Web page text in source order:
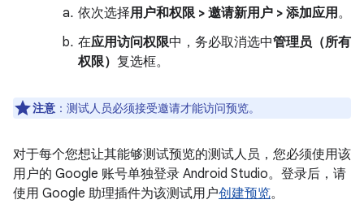
依次选择用户和权限 > 邀请新用户 > 添加应用 。
在应用访问权限中，务必取消选中管理员（所有
权限） 复选框。
注意 ：测试人员必须接受邀请才能访问预览。
对于每个您想让其能够测试预览的测试人员，您必须使用该
用户的 Google 账号单独登录 Android Studio。登录后，请
使用 Google 助理插件为该测试用户创建预览。